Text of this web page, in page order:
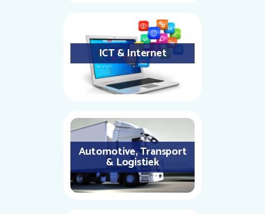
ICT & Internet
Automotive, Transport
& Logistiek